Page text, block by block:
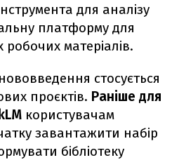
для аналізу
платформу для
робочих матеріалів.
стосується
проєктів. Раніше для
користувачам
завантажити набір
бібліотеку